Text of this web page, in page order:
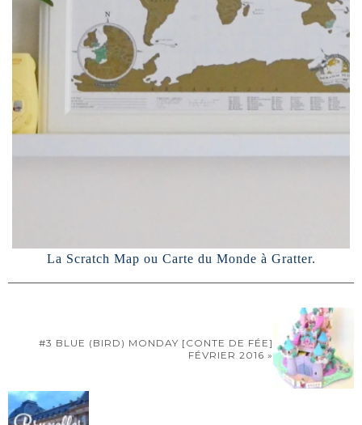
La Scratch Map ou Carte du Monde à Gratter.
#3 BLUE (BIRD) MONDAY [CONTE DE FÉE]
FÉVRIER 2016 »